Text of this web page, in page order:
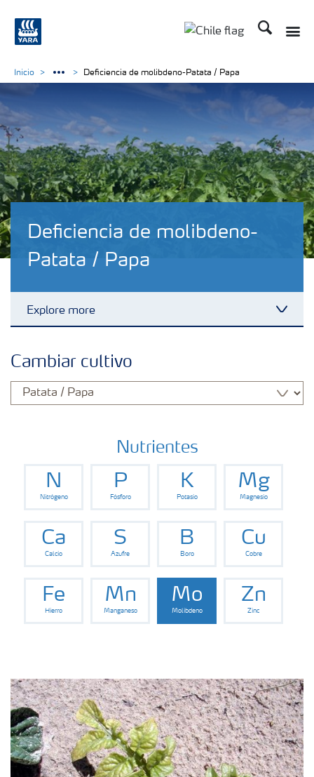
Buscar
Deficiencia de molibdeno-
Patata / Papa
Explore more
Fertilizantes
Portafolio de Agricultura Digital
Almacenaje y manejo de fertilizantes
Soluciones por cultivos
Deficiencia de nutrientes en cultivos
Inicio Deficiencia de molibdeno-Patata / Papa
Cambiar cultivo
Nutrientes
N
Nitrógeno
P
Fósforo
K
Potasio
Mg
Magnesio
Ca
Calcio
S
Azufre
B
Boro
Cu
Cobre
Fe
Hierro
Mn
Manganeso
Mo
Molibdeno
Zn
Zinc